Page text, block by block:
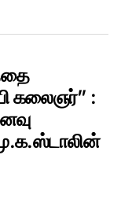
கலைஞர்” :